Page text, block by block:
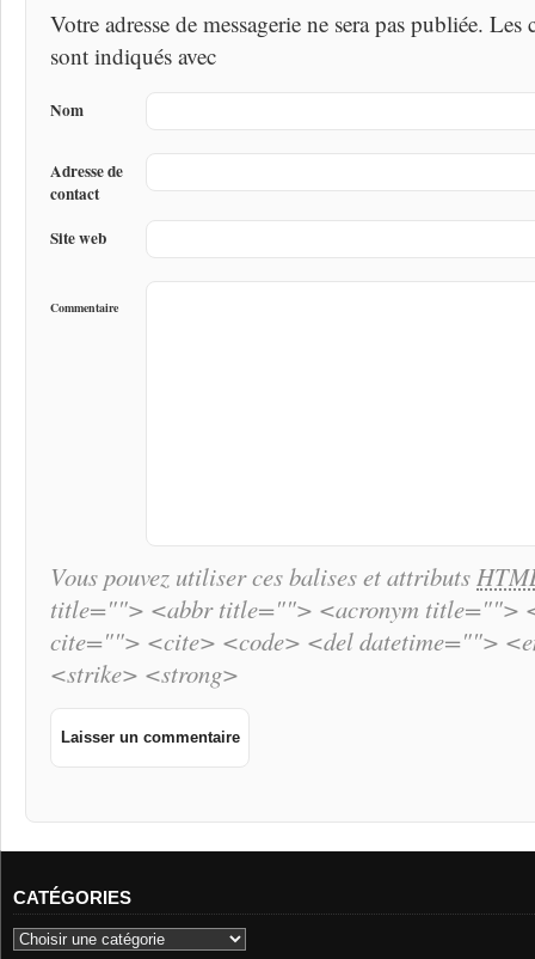
Votre adresse de messagerie ne sera pas publiée.
sont indiqués avec
Nom
Adresse de
contact
Site web
Commentaire
Vous pouvez utiliser ces balises et attributs
title=""> <abbr title=""> <acronym title="">
cite=""> <cite> <code> <del datetime="">
<strike> <strong>
CATÉGORIES